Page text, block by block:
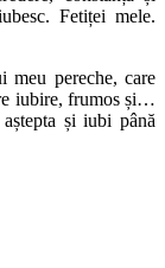
Fetiței mele.
meu pereche, care
iubire, frumos și…
și iubi până